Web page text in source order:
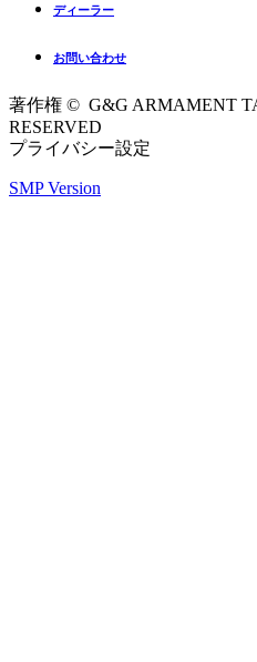
ディーラー
お問い合わせ
著作権 © G&G ARMAMENT
RESERVED
プライバシー設定
SMP Version